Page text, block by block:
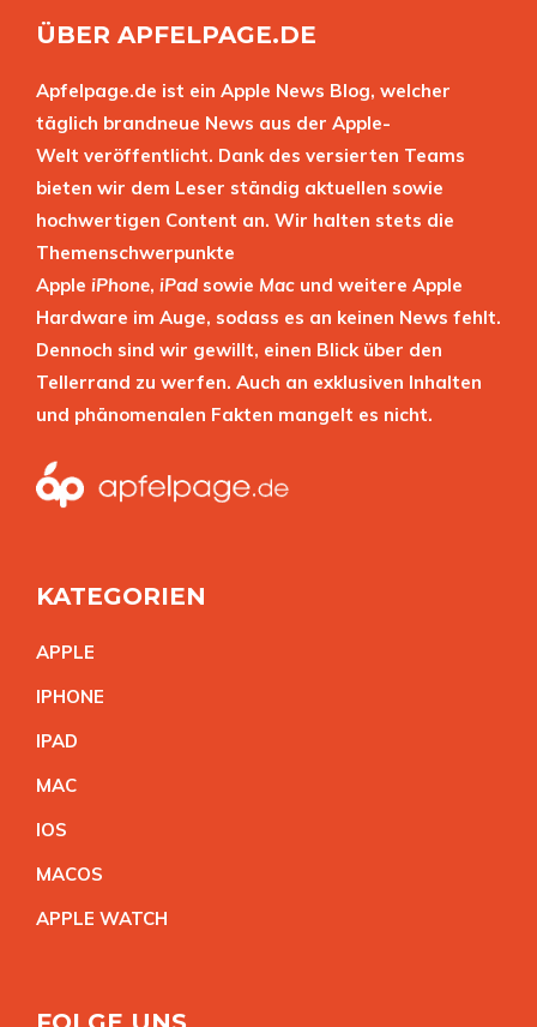
ÜBER APFELPAGE.DE
Apfelpage.de ist ein Apple News Blog, welcher
täglich brandneue News aus der Apple-
Welt veröffentlicht. Dank des versierten Teams
bieten wir dem Leser ständig aktuellen sowie
hochwertigen Content an. Wir halten stets die
Themenschwerpunkte
Apple iPhone, iPad sowie Mac und weitere Apple
Hardware im Auge, sodass es an keinen News fehlt.
Dennoch sind wir gewillt, einen Blick über den
Tellerrand zu werfen. Auch an exklusiven Inhalten
und phänomenalen Fakten mangelt es nicht.
KATEGORIEN
APPLE
IPHONE
IPAD
MAC
IOS
MACOS
APPLE WATCH